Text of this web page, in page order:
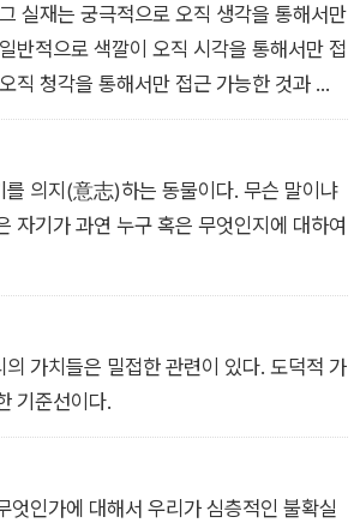
실재는 궁극적으로 오직 생각을 통해서만
반적으로 색깔이 오직 시각을 통해서만 접
직 청각을 통해서만 접근 가능한 것과 마
를 의지(意志)하는 동물이다. 무슨 말이냐
자기가 과연 누구 혹은 무엇인지에 대하여
가치들은 밀접한 관련이 있다. 도덕적 가
기준선이다.
엇인가에 대해서 우리가 심층적인 불확실